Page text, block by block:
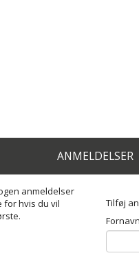
ANMELDELSER
anmeldelser
for hvis du vil
Tilføj